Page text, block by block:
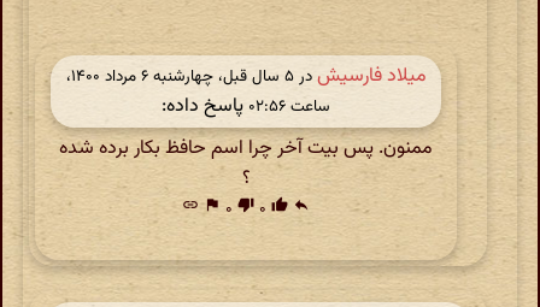
میلاد فارسیش
در ‫۵ سال قبل، چهارشنبه ۶ مرداد ۱۴۰۰،
ساعت ۰۲:۵۶
پاسخ داده:
ممنون. پس بیت آخر چرا اسم حافظ بکار برده شده
؟
reply
thumb_up ۰ thumb_down ۰ flag
link